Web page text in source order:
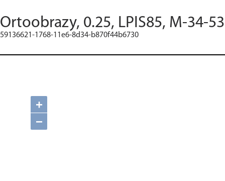
Ortoobrazy, 0.25, LPIS85, M-34-
59136621-1768-11e6-8d34-b870f44b6730
+
−